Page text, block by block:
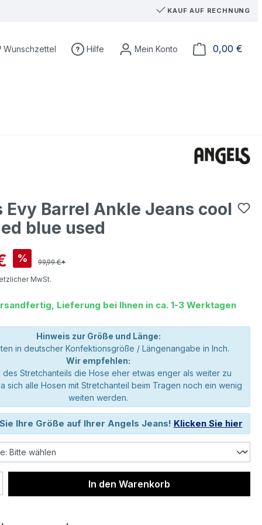
KAUF AUF RECHNUNG
Du hast 0 Produkte auf dem Merkzettel
Wunschzettel Hilfe 0,00 €
Evy Barrel Ankle Jeans cool
blue used
%
99,99 €*
MwSt.
Lieferung bei Ihnen in ca. 1-3 Werktagen
Hinweis zur Größe und Länge:
in deutscher Konfektionsgröße / Längenangabe in Inch.
Wir empfehlen:
des Stretchanteils die Hose eher etwas enger als weiter zu
sich alle Hosen mit Stretchanteil beim Tragen noch ein wenig
weiten werden.
Ihre Größe auf Ihrer Angels Jeans! Klicken Sie hier
Anzahl: Gib den gewünschten Wert
In den Warenkorb